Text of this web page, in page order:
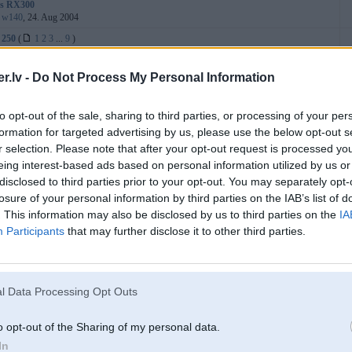
- Do Not Process My Personal Information
opt-out of the sale, sharing to third parties, or processing of your
for targeted advertising by us, please use the below opt-out
selection. Please note that after your opt-out request is processed
interest-based ads based on personal information utilized by us
to third parties prior to your opt-out. You may separately
of your personal information by third parties on the IAB’s list of
This information may also be disclosed by us to third parties on the
Participants that may further disclose it to other third parties.
Data Processing Opt Outs
opt-out of the Sharing of my personal data.
RX300
w140, 24. Aug 2004
( 1 2 3 ... 9 )
Fausts, 09. Jan 2006
EVO
( 2 3)
951_928, 11. Feb 2004
SpOrcMeN , 23. Feb 2004
Honda Accord iegāde
jankijss, 01. Nov 2018
iegāde
bmw39, 06. Dec 2017
1
AV , 07. Jan 2004
pārējie Japāņu auto... Viņiem tiešām tik gruuti dabuut detaļas???
MR2, 02. Nov 2003
paulsro , 03. May 2016
86